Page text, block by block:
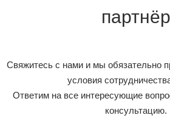
партнёр
Свяжитесь с нами и мы обязательно
условия
Ответим на все интересующие
консультацию.